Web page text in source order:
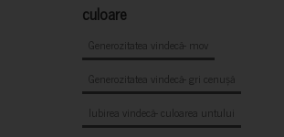
culoare
Generozitatea vindecă- mov
Generozitatea vindecă- gri cenușă
Iubirea vindecă- culoarea untului